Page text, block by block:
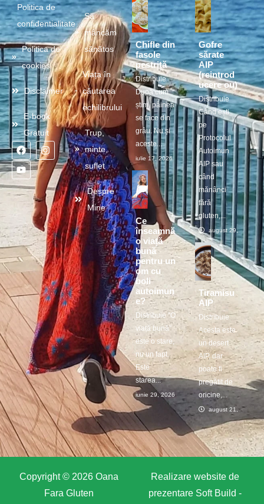
Politica de
confidentialitate
Politica de
cookies
Disclaimer
E-book
Gratuit
Să
mâncăm
sănătos
Viața în
căutarea
echilibrului
Trup,
minte,
suflet
Despre
Mine
Chifle din
fasole
pestriță
Distribuie
După cum
știm, pâinea
se face din
grâu. Nu și
aceste...
iulie 17, 2026
Ce
înseamnă
o viață
bună
pentru un
om cu
boli
autoimun
e?
Distribuie ”O
viață bună”
este o stare,
nu un fapt.
Este
starea...
iunie 29, 2026
Gofre
sărate
AIP
(reintrod
ucere ou)
Distribuie
Când ești
pe
Protocolul
Autoimun
AIP sau
când
mănânci
fără
gluten,...
august 29, 2025
Tiramisu
AIP
Distribuie
Acesta este
un desert
AIP, dar
poate fi
pregătit de
oricine,...
august 21, 2025
Copyright © 2026 Oana
Fara Gluten
Realizare website de
prezentare Soft Build -